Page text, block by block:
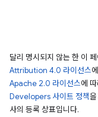
달리 명시되지 않는 한 이
Attribution 4.0 라이선스
Apache 2.0 라이선스에
Developers 사이트 정책
사의 등록 상표입니다.